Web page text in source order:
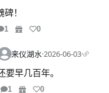
碑！
1 0
来仪湖水·2026-06-03·
要早几百年。
1 0